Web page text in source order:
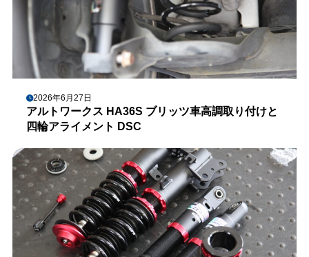
2026年6月27日
アルトワークス HA36S ブリッツ車高調取り付けと
四輪アライメント DSC